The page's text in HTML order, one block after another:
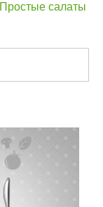
Простые салаты